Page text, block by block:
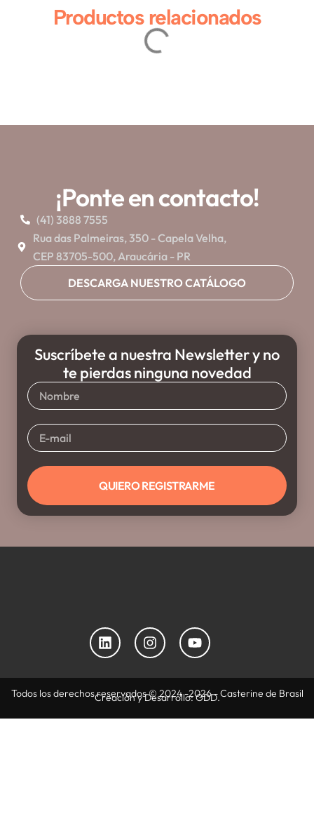
Productos relacionados
¡Ponte en contacto!
(41) 3888 7555
Rua das Palmeiras, 350 - Capela Velha,
CEP 83705-500, Araucária - PR
DESCARGA NUESTRO CATÁLOGO
Suscríbete a nuestra Newsletter y no
te pierdas ninguna novedad
Nombre
E-
mail
QUIERO REGISTRARME
Todos los derechos reservados © 2024 -2026 - Casterine de Brasil
Creación y Desarrollo: GDD.